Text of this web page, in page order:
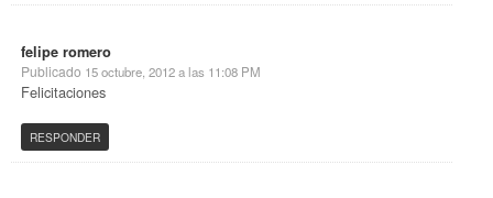
felipe romero
Publicado 15 octubre, 2012 a las 11:08 PM
Felicitaciones
RESPONDER